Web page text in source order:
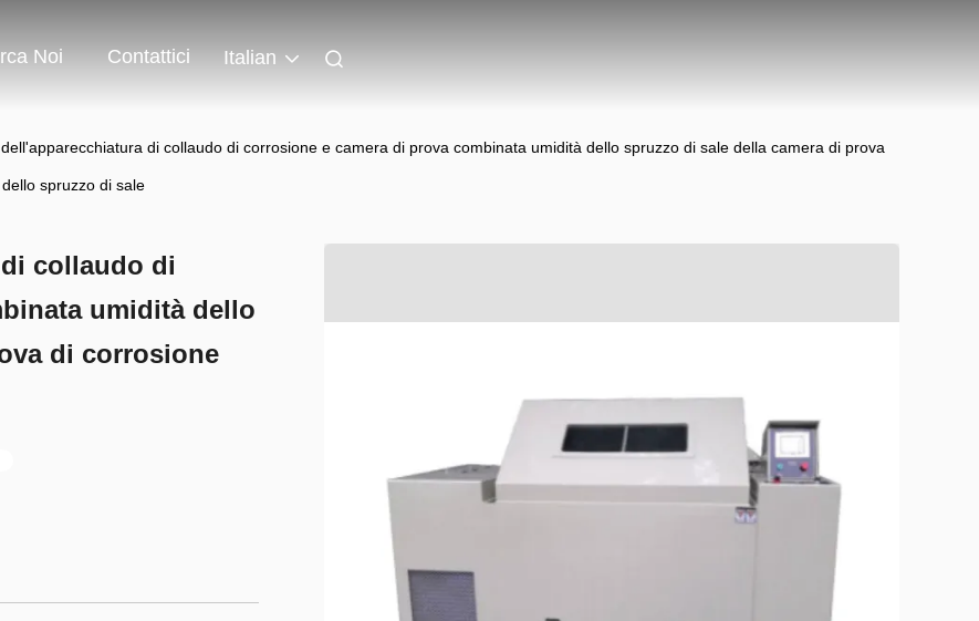
Noi Contattici Italian
di collaudo di corrosione e camera di prova combinata umidità dello spruzzo di sale della camera di prova
spruzzo di sale
collaudo di
umidità dello
di corrosione